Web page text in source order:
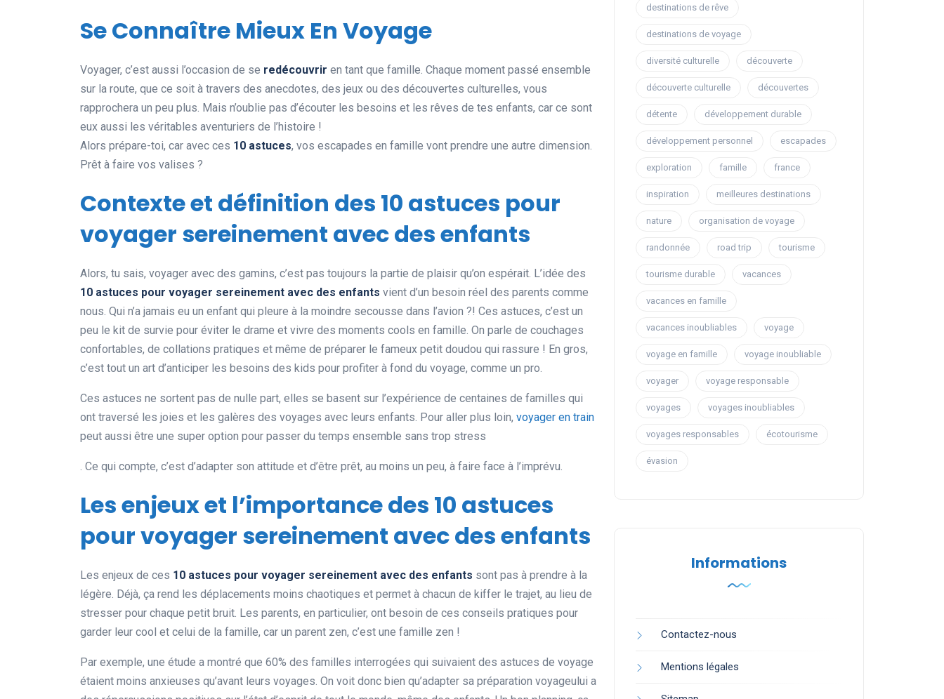
Se Connaître Mieux En Voyage
Voyager, c’est aussi l’occasion de se redécouvrir en tant que famille. Chaque moment passé ensemble
sur la route, que ce soit à travers des anecdotes, des jeux ou des découvertes culturelles, vous
rapprochera un peu plus. Mais n’oublie pas d’écouter les besoins et les rêves de tes enfants, car ce sont
eux aussi les véritables aventuriers de l’histoire !
Alors prépare-toi, car avec ces 10 astuces, vos escapades en famille vont prendre une autre dimension.
Prêt à faire vos valises ?
Contexte et définition des 10 astuces pour
voyager sereinement avec des enfants
Alors, tu sais, voyager avec des gamins, c’est pas toujours la partie de plaisir qu’on espérait. L’idée des
10 astuces pour voyager sereinement avec des enfants vient d’un besoin réel des parents comme
nous. Qui n’a jamais eu un enfant qui pleure à la moindre secousse dans l’avion ?! Ces astuces, c’est un
peu le kit de survie pour éviter le drame et vivre des moments cools en famille. On parle de couchages
confortables, de collations pratiques et même de préparer le fameux petit doudou qui rassure ! En gros,
c’est tout un art d’anticiper les besoins des kids pour profiter à fond du voyage, comme un pro.
Ces astuces ne sortent pas de nulle part, elles se basent sur l’expérience de centaines de familles qui
ont traversé les joies et les galères des voyages avec leurs enfants. Pour aller plus loin, voyager en train
peut aussi être une super option pour passer du temps ensemble sans trop stress
. Ce qui compte, c’est d’adapter son attitude et d’être prêt, au moins un peu, à faire face à l’imprévu.
Les enjeux et l’importance des 10 astuces
pour voyager sereinement avec des enfants
Les enjeux de ces 10 astuces pour voyager sereinement avec des enfants sont pas à prendre à la
légère. Déjà, ça rend les déplacements moins chaotiques et permet à chacun de kiffer le trajet, au lieu de
stresser pour chaque petit bruit. Les parents, en particulier, ont besoin de ces conseils pratiques pour
garder leur cool et celui de la famille, car un parent zen, c’est une famille zen !
Par exemple, une étude a montré que 60% des familles interrogées qui suivaient des astuces de voyage
étaient moins anxieuses qu’avant leurs voyages. On voit donc bien qu’adapter sa préparation voyageului a
destinations de rêve
destinations de voyage
diversité culturelle découverte
découverte culturelle découvertes
détente développement durable
développement personnel escapades
exploration famille france
inspiration meilleures destinations
nature organisation de voyage
randonnée road trip tourisme
tourisme durable vacances
vacances en famille
vacances inoubliables voyage
voyage en famille voyage inoubliable
voyager voyage responsable
voyages voyages inoubliables
voyages responsables écotourisme
évasion
Informations
Contactez-nous
Mentions légales